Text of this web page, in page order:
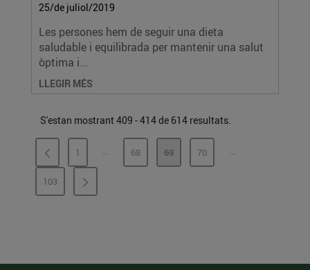
25/de juliol/2019
Les persones hem de seguir una dieta
saludable i equilibrada per mantenir una salut
òptima i...
LLEGIR MÉS
S'estan mostrant 409 - 414 de 614 resultats.
PÀGINA
1 ...PÀGINES INTERMÈDIES
PÀGINA
68 PÀGINA
69 PÀGINA
70 ...PÀGINES
PÀGINA
103